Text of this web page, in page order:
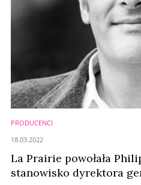
PRODUCENCI
La Prairie powołała
stanowisko dyrektora
18.03.2022